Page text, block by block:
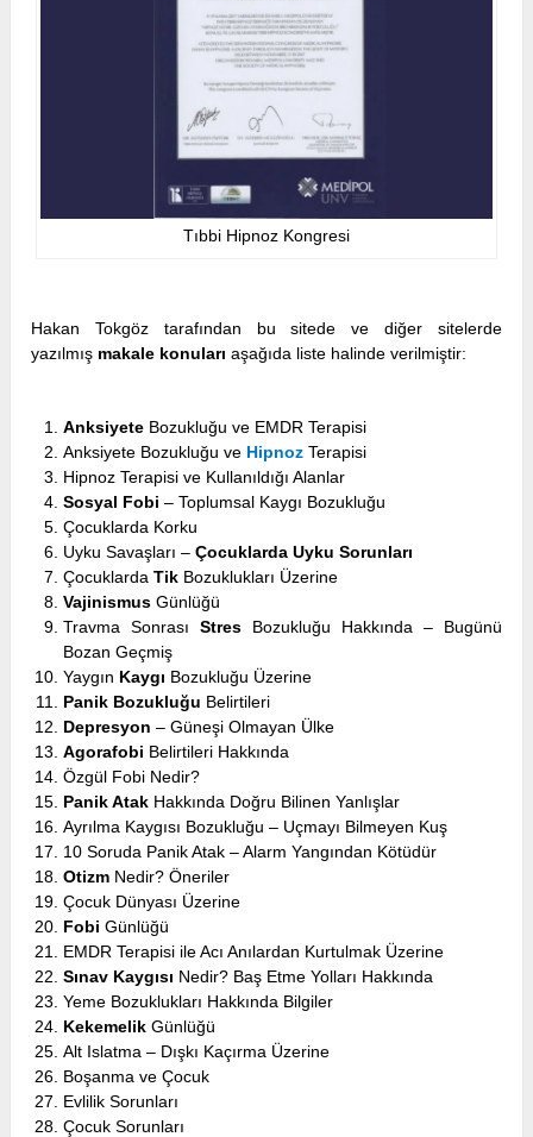
Tıbbi Hipnoz Kongresi
Hakan Tokgöz tarafından bu sitede ve diğer sitelerde
yazılmış makale konuları aşağıda liste halinde verilmiştir:
AnksiyeteBozukluğu ve EMDR Terapisi
Anksiyete Bozukluğu ve HipnozTerapisi
Hipnoz Terapisi ve Kullanıldığı Alanlar
Sosyal Fobi – Toplumsal Kaygı Bozukluğu
Çocuklarda Korku
Uyku Savaşları – Çocuklarda Uyku Sorunları
Çocuklarda TikBozuklukları Üzerine
VajinismusGünlüğü
Travma Sonrası StresBozukluğu Hakkında – Bugünü
Bozan Geçmiş
Yaygın Kaygı Bozukluğu Üzerine
Panik Bozukluğu Belirtileri
Depresyon – Güneşi Olmayan Ülke
Agorafobi Belirtileri Hakkında
Özgül Fobi Nedir?
Panik AtakHakkında Doğru Bilinen Yanlışlar
Ayrılma Kaygısı Bozukluğu – Uçmayı Bilmeyen Kuş
10 Soruda Panik Atak – Alarm Yangından Kötüdür
OtizmNedir? Öneriler
Çocuk Dünyası Üzerine
Fobi Günlüğü
EMDR Terapisi ile Acı Anılardan Kurtulmak Üzerine
Sınav Kaygısı Nedir? Baş Etme Yolları Hakkında
Yeme Bozuklukları Hakkında Bilgiler
KekemelikGünlüğü
Alt Islatma – Dışkı Kaçırma Üzerine
Boşanma ve Çocuk
Evlilik Sorunları
Çocuk Sorunları